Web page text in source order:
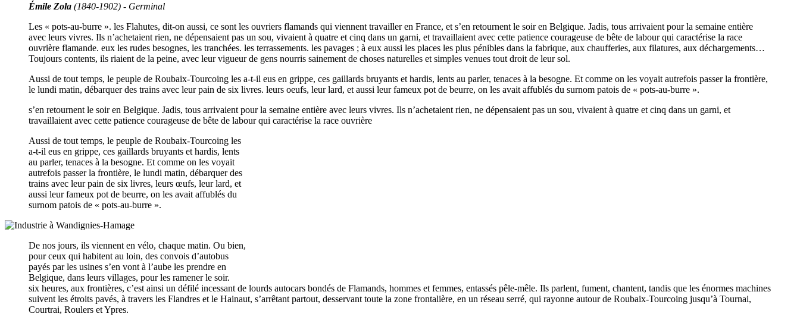
Émile Zola (1840-1902) - Germinal
Les « pots-au-burre ». les Flahutes, dit-on aussi, ce sont les ouvriers flamands qui viennent travailler en France, et s’en retournent le soir en Belgique. Jadis, tous arrivaient pour la semaine entière
avec leurs vivres. Ils n’achetaient rien, ne dépensaient pas un sou, vivaient à quatre et cinq dans un garni, et travaillaient avec cette patience courageuse de bête de labour qui caractérise la race
ouvrière flamande. eux les rudes besognes, les tranchées. les terrassements. les pavages ; à eux aussi les places les plus pénibles dans la fabrique, aux chaufferies, aux filatures, aux déchargements…
Toujours contents, ils riaient de la peine, avec leur vigueur de gens nourris sainement de choses naturelles et simples venues tout droit de leur sol.
Aussi de tout temps, le peuple de Roubaix-Tourcoing les a-t-il eus en grippe, ces gaillards bruyants et hardis, lents au parler, tenaces à la besogne. Et comme on les voyait autrefois passer la frontière,
le lundi matin, débarquer des trains avec leur pain de six livres. leurs oeufs, leur lard, et aussi leur fameux pot de beurre, on les avait affublés du surnom patois de « pots-au-burre ».
s’en retournent le soir en Belgique. Jadis, tous arrivaient pour la semaine entière avec leurs vivres. Ils n’achetaient rien, ne dépensaient pas un sou, vivaient à quatre et cinq dans un garni, et
travaillaient avec cette patience courageuse de bête de labour qui caractérise la race ouvrière
Aussi de tout temps, le peuple de Roubaix-Tourcoing les
a-t-il eus en grippe, ces gaillards bruyants et hardis, lents
au parler, tenaces à la besogne. Et comme on les voyait
autrefois passer la frontière, le lundi matin, débarquer des
trains avec leur pain de six livres, leurs œufs, leur lard, et
aussi leur fameux pot de beurre, on les avait affublés du
surnom patois de « pots-au-burre ».
De nos jours, ils viennent en vélo, chaque matin. Ou bien,
pour ceux qui habitent au loin, des convois d’autobus
payés par les usines s’en vont à l’aube les prendre en
Belgique, dans leurs villages, pour les ramener le soir.
six heures, aux frontières, c’est ainsi un défilé incessant de lourds autocars bondés de Flamands, hommes et femmes, entassés pêle-mêle. Ils parlent, fument, chantent, tandis que les énormes machines
suivent les étroits pavés, à travers les Flandres et le Hainaut, s’arrêtant partout, desservant toute la zone frontalière, en un réseau serré, qui rayonne autour de Roubaix-Tourcoing jusqu’à Tournai,
Courtrai, Roulers et Ypres.